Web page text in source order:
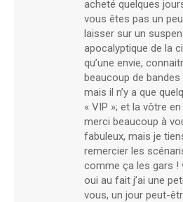
acheté quelques
vous êtes pas un
laisser sur un
apocalyptique de la
qu’une envie,
beaucoup de
mais il n’y a que
« VIP »; et la vôtre
merci beaucoup à
fabuleux, mais je
remercier les
comme ça les gars !
oui au fait j’ai une
vous, un jour peut-